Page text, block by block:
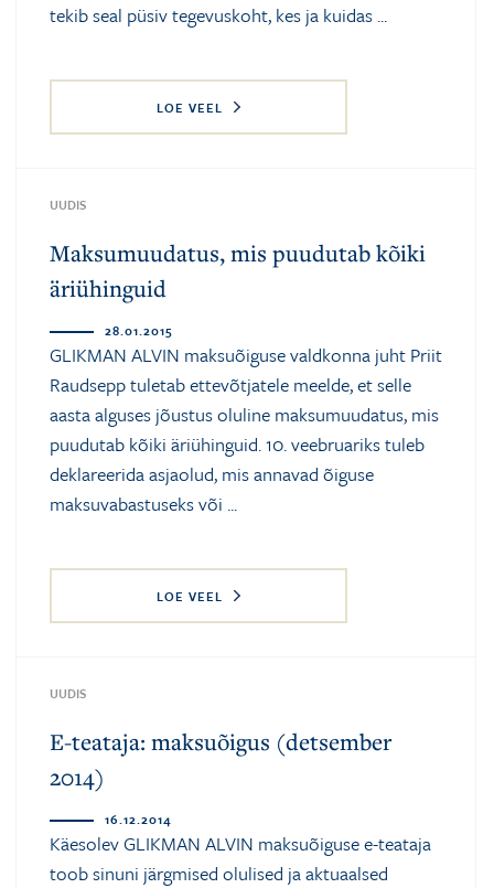
tekib seal püsiv tegevuskoht, kes ja kuidas ...
LOE VEEL
UUDIS
Maksumuudatus, mis puudutab kõiki
äriühinguid
28.01.2015
GLIKMAN ALVIN maksuõiguse valdkonna juht Priit
Raudsepp tuletab ettevõtjatele meelde, et selle
aasta alguses jõustus oluline maksumuudatus, mis
puudutab kõiki äriühinguid. 10. veebruariks tuleb
deklareerida asjaolud, mis annavad õiguse
maksuvabastuseks või ...
LOE VEEL
UUDIS
E-teataja: maksuõigus (detsember
2014)
16.12.2014
Käesolev GLIKMAN ALVIN maksuõiguse e-teataja
toob sinuni järgmised olulised ja aktuaalsed